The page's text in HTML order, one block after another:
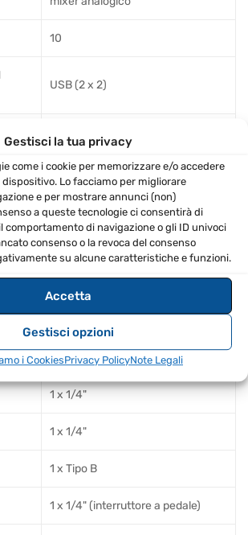
Gestisci la tua privacy
come i cookie per memorizzare e/o accedere
Lo facciamo per migliorare
e per mostrare annunci (non)
a queste tecnologie ci consentirà di
comportamento di navigazione o gli ID univoci
consenso o la revoca del consenso
su alcune caratteristiche e funzioni.
Accetta
Gestisci opzioni
i CookiesPrivacy PolicyNote Legali
10
USB (2 x 2)
4 x XLR, ecc.
Global
4 x 1/4", 6 x 1/4", 1 x RCA
4 x RCA
1 x 1/4"
1 x 1/4"
1 x Tipo B
1 x 1/4" (interruttore a pedale)